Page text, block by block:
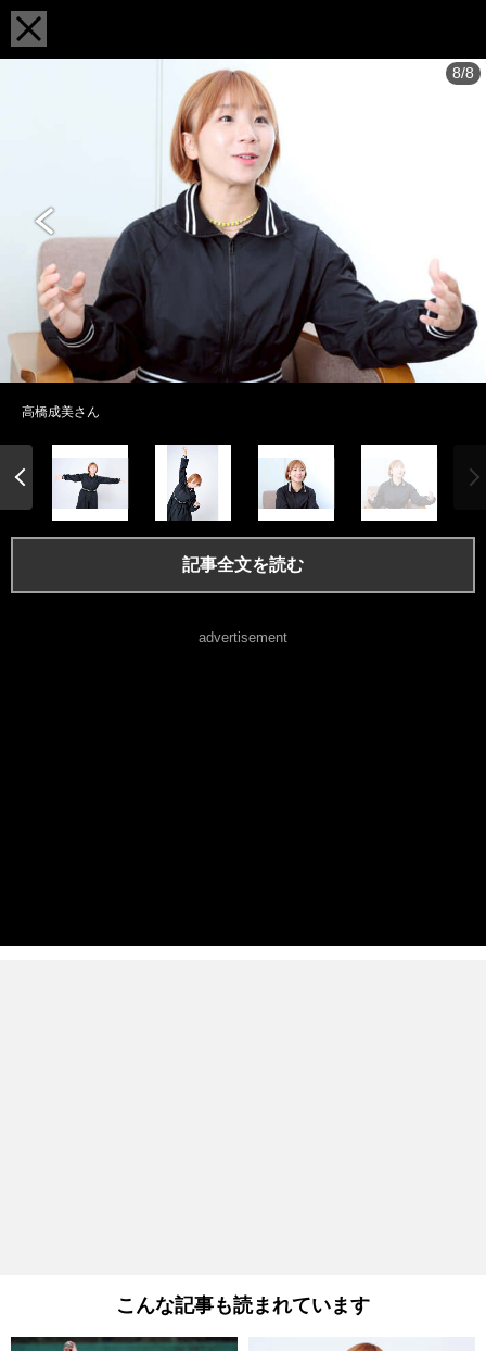
8/8
高橋成美さん
記事全文を読む
advertisement
こんな記事も読まれています